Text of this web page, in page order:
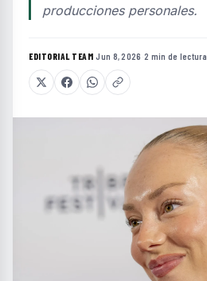
producciones personales.
EDITORIAL TEAM·Jun 8, 2026 ·2 min de lectura